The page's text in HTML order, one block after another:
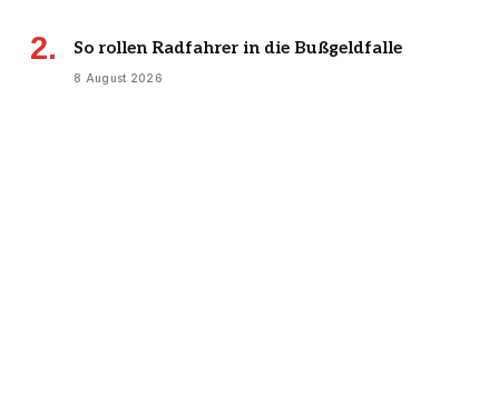
So rollen Radfahrer in die Bußgeldfalle
8 August 2026